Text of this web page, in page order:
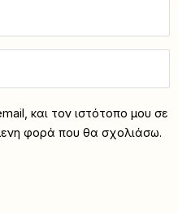
και τον ιστότοπο μου σε
φορά που θα σχολιάσω.